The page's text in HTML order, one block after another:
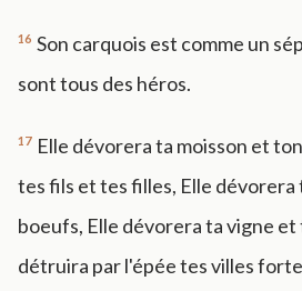
16 Son carquois est comme un
sont tous des héros.
17 Elle dévorera ta moisson et
tes fils et tes filles, Elle dévorera
boeufs, Elle dévorera ta vigne
détruira par l'épée tes villes